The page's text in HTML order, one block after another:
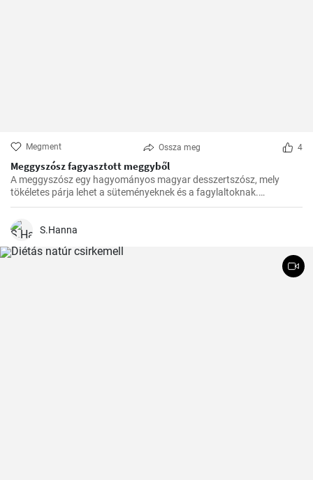
Megment Ossza meg 4
Meggyszósz fagyasztott meggyből
A meggyszósz egy hagyományos magyar desszertszósz, mely
tökéletes párja lehet a süteményeknek és a fagylaltoknak.
Fagyasztott meggyből készítve pedig bármikor élvezhetjük ezt a
S.Hanna